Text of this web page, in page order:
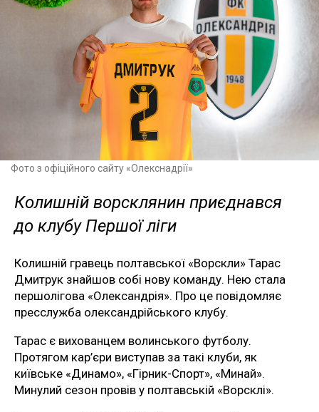
Фото з офіційного сайту «Олекснадрії»
Колишній ворсклянин приєднався
до клубу Першої ліги
Колишній гравець полтавської «Ворскли» Тарас
Дмитрук знайшов собі нову команду. Нею стала
першолігова «Олександрія». Про це повідомляє
пресслужба олександрійського клубу.
Тарас є вихованцем волинського футболу.
Протягом кар’єри виступав за такі клуби, як
київське «Динамо», «Гірник-Спорт», «Минай».
Минулий сезон провів у полтавській «Ворсклі».